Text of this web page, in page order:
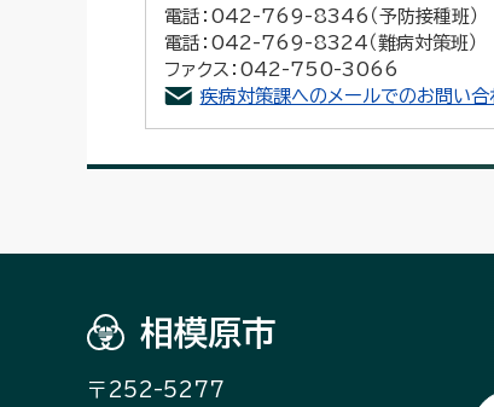
電話：042-769-8346（予防接種班）
電話：042-769-8324（難病対策班）
ファクス：042-750-3066
疾病対策課へのメールでのお問い合
相模原市
〒252-5277